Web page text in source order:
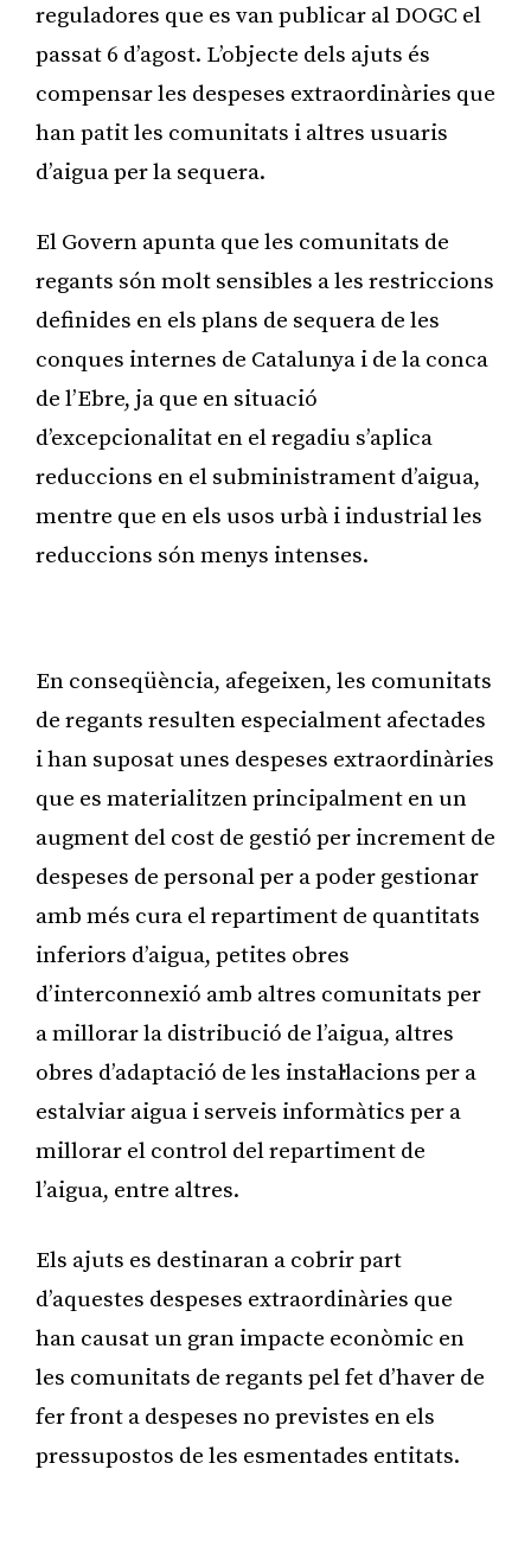
reguladores que es van publicar al DOGC el
passat 6 d’agost. L’objecte dels ajuts és
compensar les despeses extraordinàries que
han patit les comunitats i altres usuaris
d’aigua per la sequera.
El Govern apunta que les comunitats de
regants són molt sensibles a les restriccions
definides en els plans de sequera de les
conques internes de Catalunya i de la conca
de l’Ebre, ja que en situació
d’excepcionalitat en el regadiu s’aplica
reduccions en el subministrament d’aigua,
mentre que en els usos urbà i industrial les
reduccions són menys intenses.
En conseqüència, afegeixen, les comunitats
de regants resulten especialment afectades
i han suposat unes despeses extraordinàries
que es materialitzen principalment en un
augment del cost de gestió per increment de
despeses de personal per a poder gestionar
amb més cura el repartiment de quantitats
inferiors d’aigua, petites obres
d’interconnexió amb altres comunitats per
a millorar la distribució de l’aigua, altres
obres d’adaptació de les instal·lacions per a
estalviar aigua i serveis informàtics per a
millorar el control del repartiment de
l’aigua, entre altres.
Els ajuts es destinaran a cobrir part
d’aquestes despeses extraordinàries que
han causat un gran impacte econòmic en
les comunitats de regants pel fet d’haver de
fer front a despeses no previstes en els
pressupostos de les esmentades entitats.